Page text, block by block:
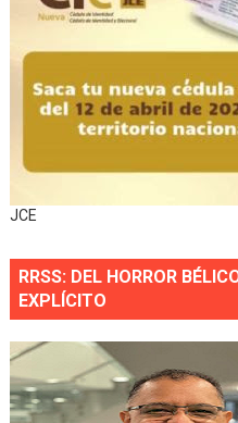
JCE
RRSS: DEL HORROR
EXPLÍCITO